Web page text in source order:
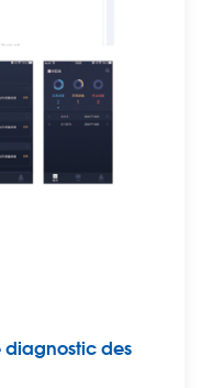
diagnostic des